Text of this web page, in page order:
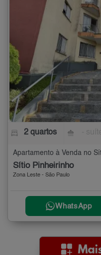
2 quartos
Sítio Pinheirinho
Zona Leste - São Paulo
WhatsApp